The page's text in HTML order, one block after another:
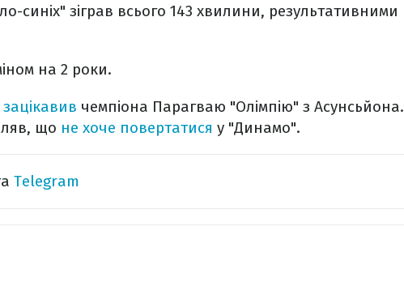
синіх" зіграв всього 143 хвилини, результативними
на 2 роки.
зацікавив чемпіона Парагваю "Олімпію" з Асунсьйона.
що не хоче повертатися у "Динамо".
Telegram